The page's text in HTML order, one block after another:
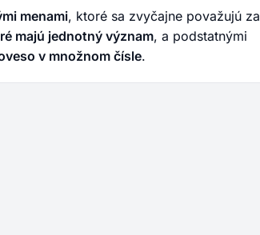
menami, ktoré sa zvyčajne považujú za
majú jednotný význam, a podstatnými
v množnom čísle.